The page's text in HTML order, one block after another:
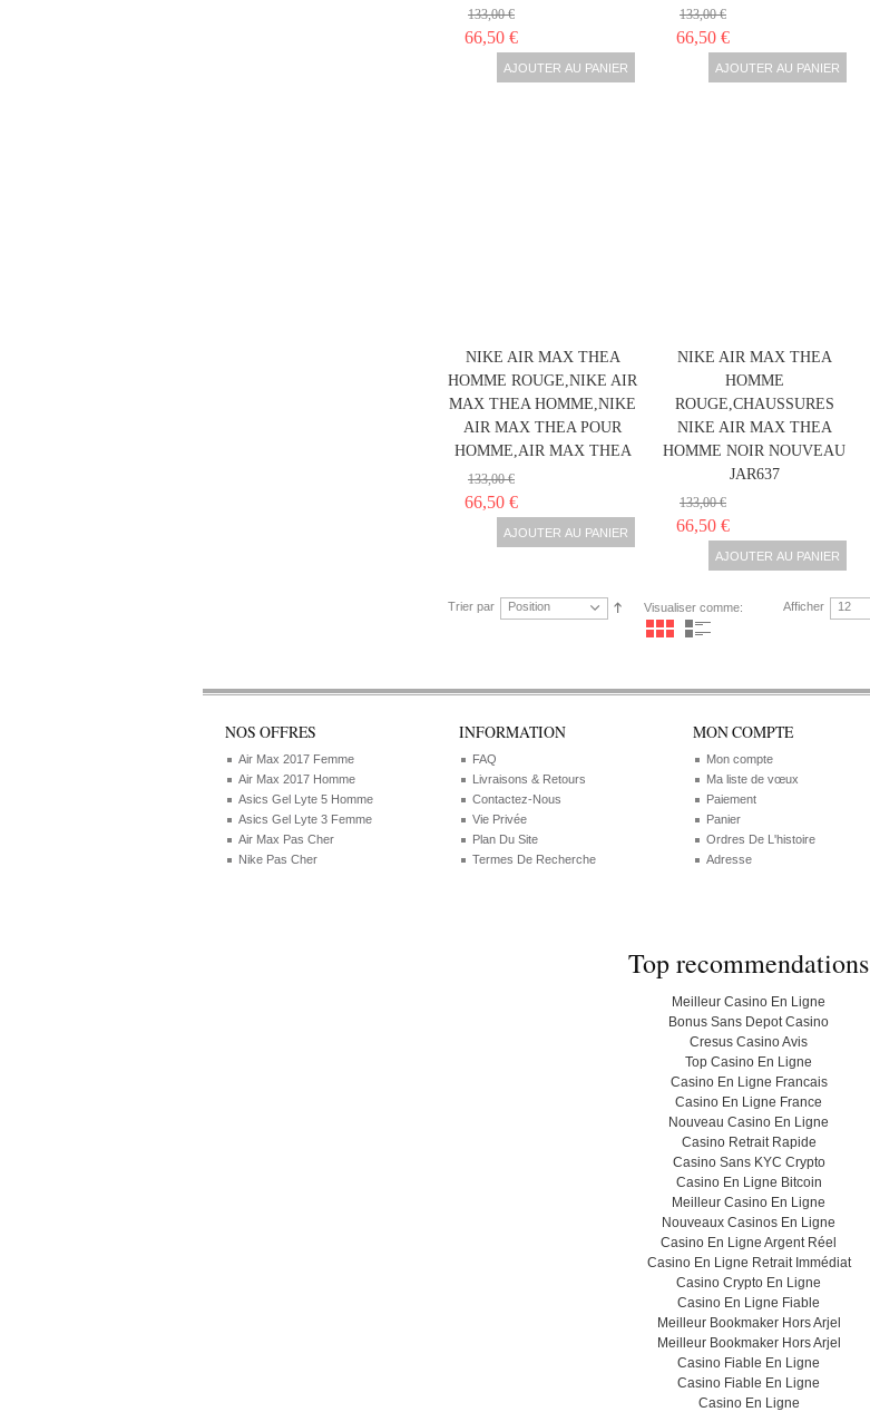
133,00 €
66,50 €
AJOUTER AU PANIER
133,00 €
66,50 €
AJOUTER AU PANIER
NIKE AIR MAX THEA
HOMME ROUGE,NIKE AIR
MAX THEA HOMME,NIKE
AIR MAX THEA POUR
HOMME,AIR MAX THEA
133,00 €
66,50 €
AJOUTER AU PANIER
NIKE AIR MAX THEA
HOMME
ROUGE,CHAUSSURES
NIKE AIR MAX THEA
HOMME NOIR NOUVEAU
JAR637
133,00 €
66,50 €
AJOUTER AU PANIER
Trier par Position Visualiser comme: Afficher 12
NOS OFFRES
Air Max 2017 Femme
Air Max 2017 Homme
Asics Gel Lyte 5 Homme
Asics Gel Lyte 3 Femme
Air Max Pas Cher
Nike Pas Cher
INFORMATION
FAQ
Livraisons & Retours
Contactez-Nous
Vie Privée
Plan Du Site
Termes De Recherche
MON COMPTE
Mon compte
Ma liste de vœux
Paiement
Panier
Ordres De L'histoire
Adresse
Top recommendations
Meilleur Casino En Ligne
Bonus Sans Depot Casino
Cresus Casino Avis
Top Casino En Ligne
Casino En Ligne Francais
Casino En Ligne France
Nouveau Casino En Ligne
Casino Retrait Rapide
Casino Sans KYC Crypto
Casino En Ligne Bitcoin
Meilleur Casino En Ligne
Nouveaux Casinos En Ligne
Casino En Ligne Argent Réel
Casino En Ligne Retrait Immédiat
Casino Crypto En Ligne
Casino En Ligne Fiable
Meilleur Bookmaker Hors Arjel
Meilleur Bookmaker Hors Arjel
Casino Fiable En Ligne
Casino Fiable En Ligne
Casino En Ligne